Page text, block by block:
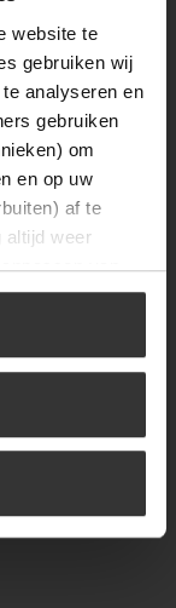
website te
gebruiken wij
analyseren en
gebruiken
om
en op uw
af te
altijd weer
van
naar ons